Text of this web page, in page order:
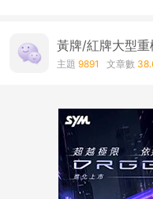
黃牌/紅牌大型重
主題 9891 文章數